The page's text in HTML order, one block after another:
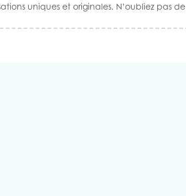
uniques et originales. N’oubliez pas